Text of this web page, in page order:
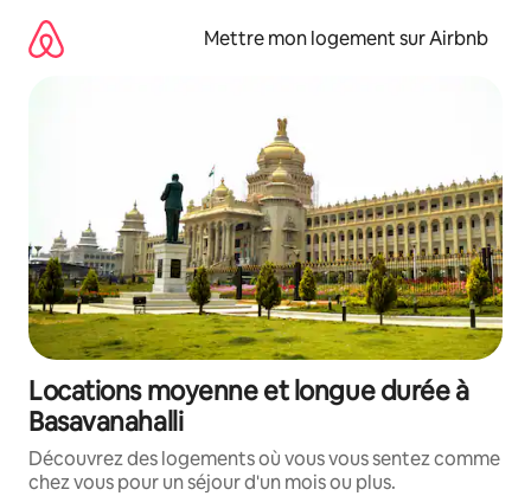
directement
Mettre mon logement sur Airbnb
Locations moyenne et longue durée à
Basavanahalli
Découvrez des logements où vous vous sentez comme
chez vous pour un séjour d'un mois ou plus.